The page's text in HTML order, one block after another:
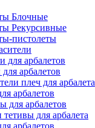
Блочные
Рекурсивные
пистолеты
для арбалетов
арбалетов
плеч для арбалета
арбалетов
для арбалетов
для арбалета
арбалетов